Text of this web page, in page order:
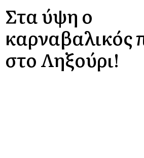
Στα ύψη ο
καρναβαλικός
στο Ληξούρι!